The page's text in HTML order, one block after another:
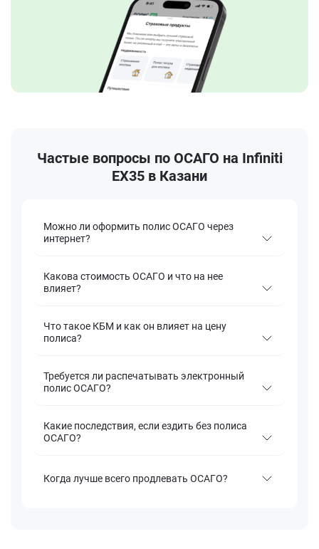
Частые вопросы по ОСАГО на Infiniti
EX35 в Казани
Можно ли оформить полис ОСАГО через
интернет?
Какова стоимость ОСАГО и что на нее
влияет?
Что такое КБМ и как он влияет на цену
полиса?
Требуется ли распечатывать электронный
полис ОСАГО?
Какие последствия, если ездить без полиса
ОСАГО?
Когда лучше всего продлевать ОСАГО?